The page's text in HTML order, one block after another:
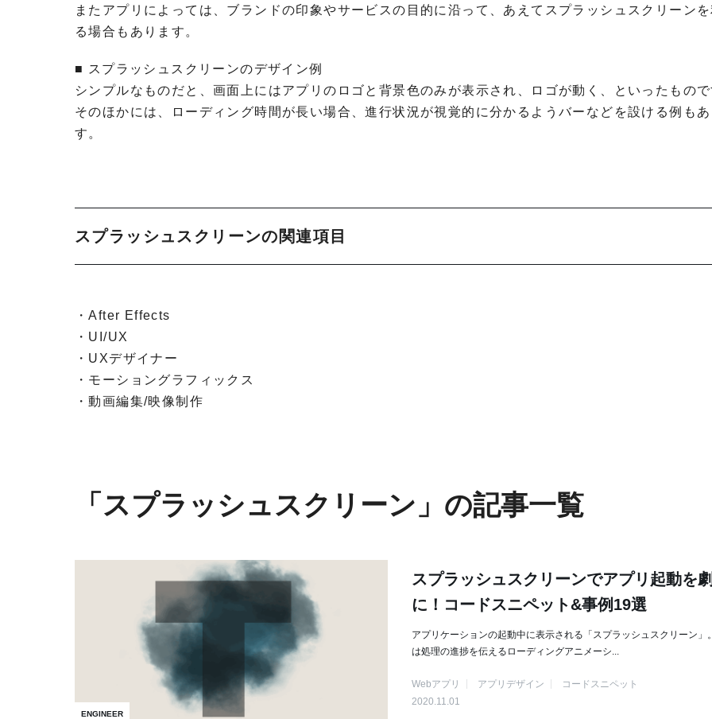
またアプリによっては、ブランドの印象やサービスの目的に沿って、あえてスプラッシュスクリーン
る場合もあります。
■ スプラッシュスクリーンのデザイン例
シンプルなものだと、画面上にはアプリのロゴと背景色のみが表示され、ロゴが動く、といったもの
そのほかには、ローディング時間が長い場合、進行状況が視覚的に分かるようバーなどを設ける例も
す。
スプラッシュスクリーンの関連項目
・After Effects
・UI/UX
・UXデザイナー
・モーショングラフィックス
・動画編集/映像制作
「スプラッシュスクリーン」の記事一覧
ENGINEER
スプラッシュスクリーンでアプリ起動を
に！コードスニペット&事例19選
アプリケーションの起動中に表示される「スプラッシュスクリーン」
は処理の進捗を伝えるローディングアニメーシ...
Webアプリ アプリデザイン
コードスニペット
2020.11.01